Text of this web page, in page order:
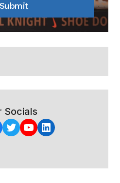
Submit
Socials
Twitter
YouTube
LinkedIn